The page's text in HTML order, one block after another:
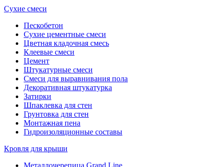
Сухие смеси
Пескобетон
Сухие цементные смеси
Цветная кладочная смесь
Клеевые смеси
Цемент
Штукатурные смеси
Смеси для выравнивания пола
Декоративная штукатурка
Затирки
Шпаклевка для стен
Грунтовка для стен
Монтажная пена
Гидроизоляционные составы
Кровля для крыши
Металлочерепица Grand Line